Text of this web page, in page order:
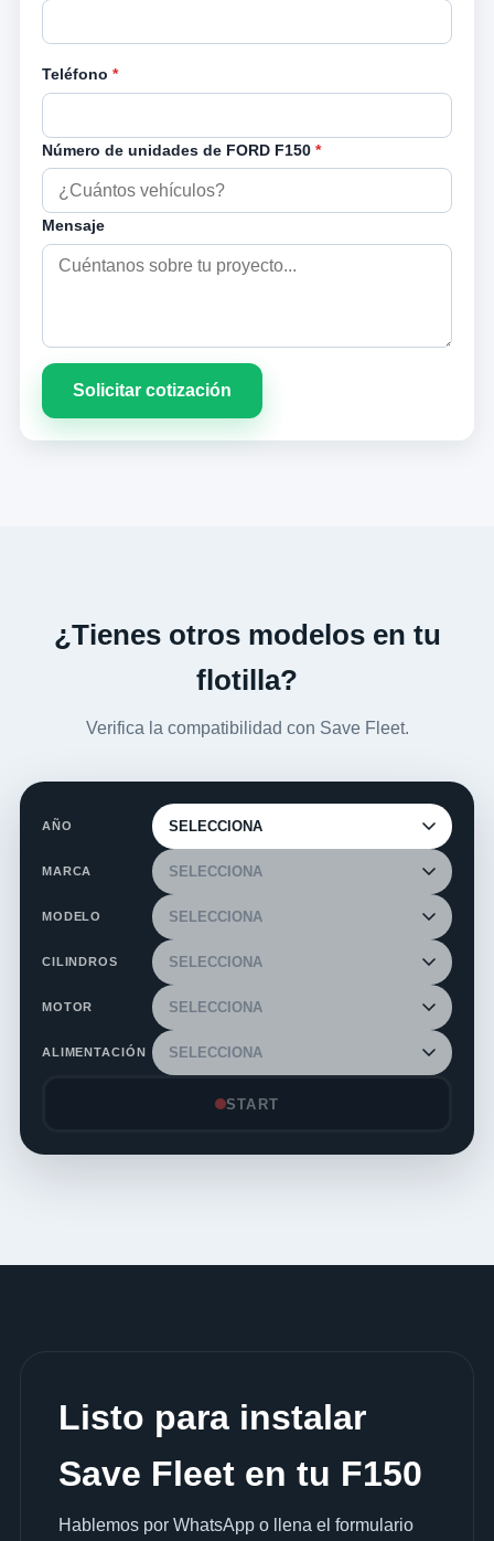
Teléfono *
Número de unidades de FORD F150 *
Mensaje
Solicitar cotización
¿Tienes otros modelos en tu
flotilla?
Verifica la compatibilidad con Save Fleet.
AÑO
MARCA
MODELO
CILINDROS
MOTOR
ALIMENTACIÓN
START
Listo para instalar
Save Fleet en tu F150
Hablemos por WhatsApp o llena el formulario